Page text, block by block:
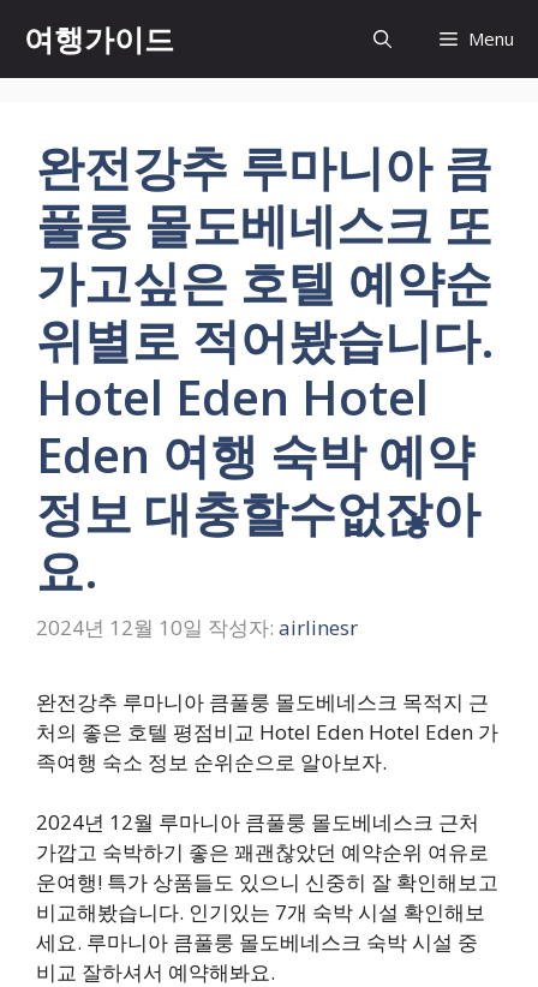
츠
여행가이드 Menu
완전강추 루마니아 큼
풀룽 몰도베네스크 또
가고싶은 호텔 예약순
위별로 적어봤습니다.
Hotel Eden Hotel
Eden 여행 숙박 예약
정보 대충할수없잖아
요.
2024년 12월 10일 작성자: airlinesr
완전강추 루마니아 큼풀룽 몰도베네스크 목적지 근
처의 좋은 호텔 평점비교 Hotel Eden Hotel Eden 가
족여행 숙소 정보 순위순으로 알아보자.
2024년 12월 루마니아 큼풀룽 몰도베네스크 근처
가깝고 숙박하기 좋은 꽤괜찮았던 예약순위 여유로
운여행! 특가 상품들도 있으니 신중히 잘 확인해보고
비교해봤습니다. 인기있는 7개 숙박 시설 확인해보
세요. 루마니아 큼풀룽 몰도베네스크 숙박 시설 중
비교 잘하셔서 예약해봐요.